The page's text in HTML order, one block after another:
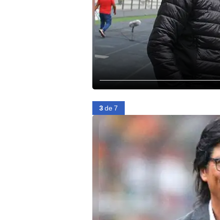
3de 7